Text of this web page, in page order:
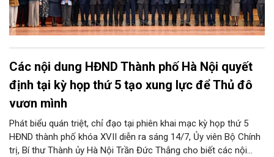
Các nội dung HĐND Thành phố Hà Nội quyết
định tại kỳ họp thứ 5 tạo xung lực để Thủ đô
vươn mình
Phát biểu quán triệt, chỉ đạo tại phiên khai mạc kỳ họp thứ 5
HĐND thành phố khóa XVII diễn ra sáng 14/7, Ủy viên Bộ Chính
trị, Bí thư Thành ủy Hà Nội Trần Đức Thắng cho biết các nội